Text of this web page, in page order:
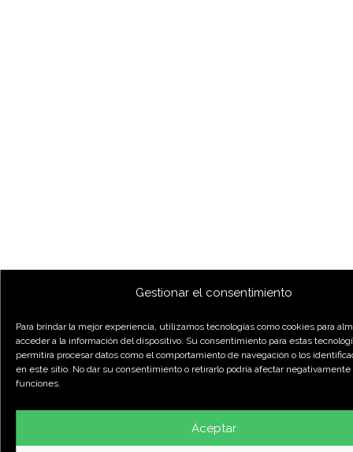
Gestionar el consentimiento
Para brindar la mejor experiencia, utilizamos tecnologías como cookies para
acceder a la información del dispositivo. Su consentimiento para estas
permitirá procesar datos como el comportamiento de navegación o los
en este sitio. No dar su consentimiento o retirarlo podría afectar negativamente
funciones.
Aceptar